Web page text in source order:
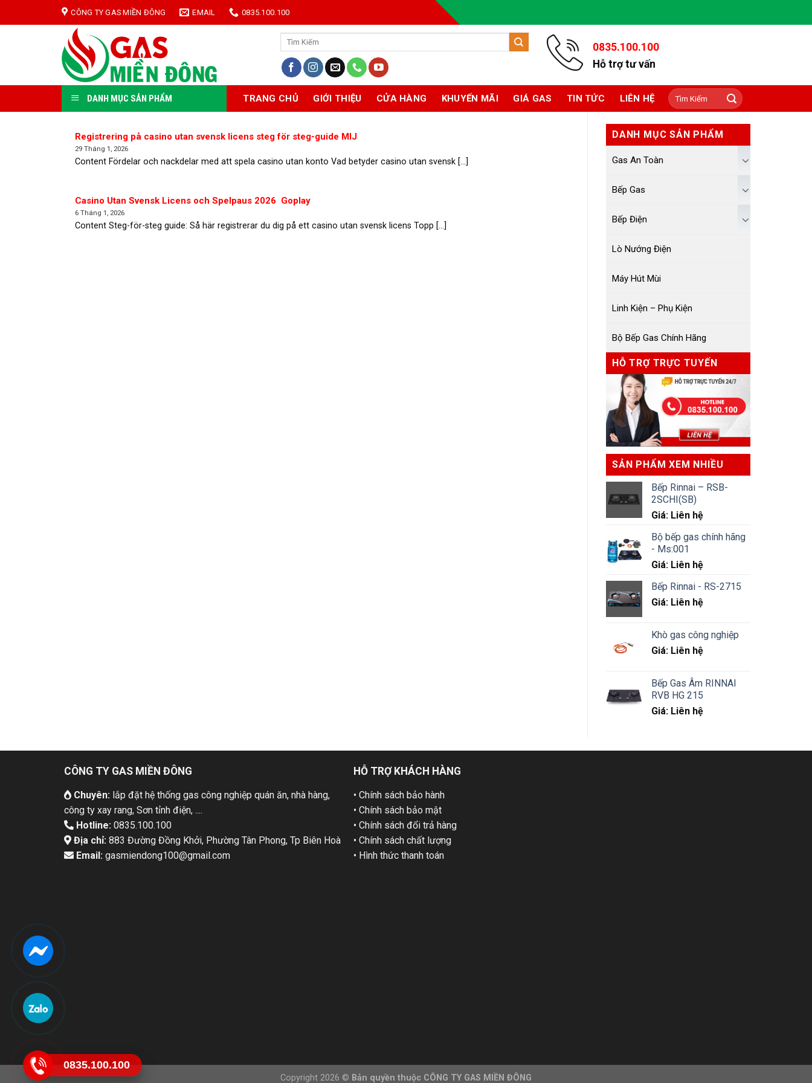
to
CÔNG TY GAS MIỀN ĐÔNG EMAIL 0835.100.100
Tìm
0835.100.100
Hỗ trợ tư vấn
DANH MỤC SẢN PHẨM TRANG CHỦ GIỚI THIỆU CỬA HÀNG KHUYẾN MÃI GIÁ GAS TIN TỨC LIÊN HỆ
Tìm
kiếm:
Registrering på casino utan svensk licens steg för steg-guide MIJ
29 Tháng 1, 2026
Content Fördelar och nackdelar med att spela casino utan konto Vad betyder casino utan svensk [...]
Casino Utan Svensk Licens och Spelpaus 2026 ️ Goplay
6 Tháng 1, 2026
Content Steg-för-steg guide: Så här registrerar du dig på ett casino utan svensk licens Topp [...]
DANH MỤC SẢN PHẨM
Gas An Toàn
Bếp Gas
Bếp Điện
Lò Nướng Điện
Máy Hút Mùi
Linh Kiện – Phụ Kiện
Bộ Bếp Gas Chính Hãng
HỖ TRỢ TRỰC TUYẾN
SẢN PHẨM XEM NHIỀU
Bếp Rinnai – RSB-
2SCHI(SB)
Giá: Liên hệ
Bộ bếp gas chính hãng
- Ms:001
Giá: Liên hệ
Bếp Rinnai - RS-2715
Giá: Liên hệ
Khò gas công nghiệp
Giá: Liên hệ
Bếp Gas Âm RINNAI
RVB HG 215
Giá: Liên hệ
CÔNG TY GAS MIỀN ĐÔNG
Chuyên:lắp đặt hệ thống gas công nghiệp quán ăn, nhà hàng,
công ty xay rang, Sơn tỉnh điện, ....
Hotline: 0835.100.100
Địa chỉ:883 Đường Đồng Khởi, Phường Tân Phong, Tp Biên Hoà
Email:gasmiendong100@gmail.com
HỖ TRỢ KHÁCH HÀNG
• Chính sách bảo hành
• Chính sách bảo mật
• Chính sách đổi trả hàng
• Chính sách chất lượng
• Hình thức thanh toán
Copyright 2026 © Bản quyền thuộc CÔNG TY GAS MIỀN ĐÔNG
0835.100.100